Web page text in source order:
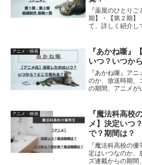
『薬屋のひとり
期】・【第２期】
て、詳しく紹介し
アニメ・映画
『あかね噺』
いつ？いつか
『あかね噺』ア
のか、放送時期、
の期間、アニメが
アニメ・映画
『魔法科高校
メ】決定いつ
で？期間は？
『魔法科高校の
定はいつなのか、
ズ連載からの期間